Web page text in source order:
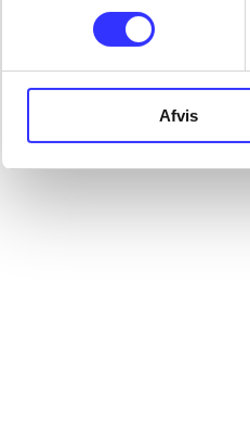
Afvis
...
...